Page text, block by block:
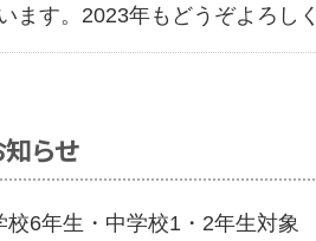
ます。2023年もどうぞよろし
らせ
校6年生・中学校1・2年生対